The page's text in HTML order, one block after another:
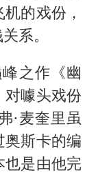
的戏份，
系。
之作《幽
对噱头戏份
·麦奎里虽
斯卡的编
也是由他完